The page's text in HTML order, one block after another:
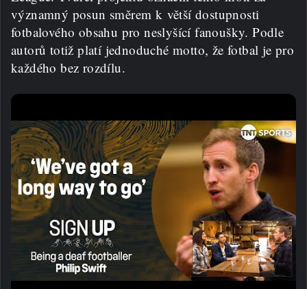
významný posun směrem k větší dostupnosti
fotbalového obsahu pro neslyšící fanoušky. Podle
autorů totiž platí jednoduché motto, že fotbal je pro
každého bez rozdílu.